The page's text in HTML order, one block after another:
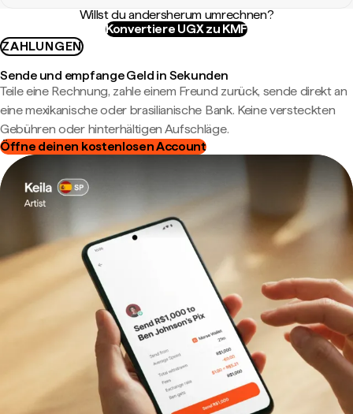
Willst du andersherum umrechnen?
Konvertiere UGX zu KMF
ZAHLUNGEN
Sende und empfange Geld in Sekunden
Teile eine Rechnung, zahle einem Freund zurück, sende direkt an
eine mexikanische oder brasilianische Bank. Keine versteckten
Gebühren oder hinterhältigen Aufschläge.
Öffne deinen kostenlosen Account